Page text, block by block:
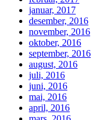
januar, 2017
desember, 2016
november, 2016
oktober, 2016
september, 2016
august, 2016
juli, 2016
juni, 2016
mai, 2016
april, 2016